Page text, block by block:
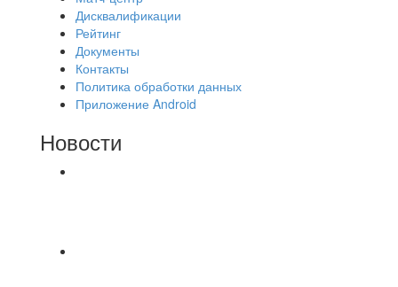
Дисквалификации
Рейтинг
Документы
Контакты
Политика обработки данных
Приложение Android
Новости